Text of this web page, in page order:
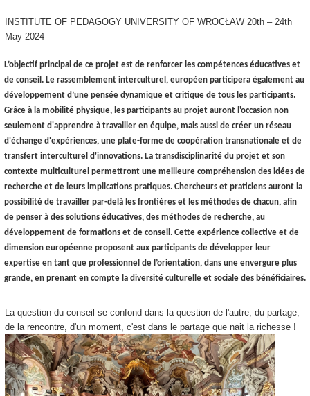
INSTITUTE OF PEDAGOGY UNIVERSITY OF WROCŁAW 20th – 24th
May 2024
L’objectif principal de ce projet est de renforcer les compétences éducatives et
de conseil. Le rassemblement interculturel, européen participera également au
développement d’une pensée dynamique et critique de tous les participants.
Grâce à la mobilité physique, les participants au projet auront l'occasion non
seulement d'apprendre à travailler en équipe, mais aussi de créer un réseau
d'échange d'expériences, une plate-forme de coopération transnationale et de
transfert interculturel d'innovations. La transdisciplinarité du projet et son
contexte multiculturel permettront une meilleure compréhension des idées de
recherche et de leurs implications pratiques. Chercheurs et praticiens auront la
possibilité de travailler par-delà les frontières et les méthodes de chacun, afin
de penser à des solutions éducatives, des méthodes de recherche, au
développement de formations et de conseil. Cette expérience collective et de
dimension européenne proposent aux participants de développer leur
expertise en tant que professionnel de l’orientation, dans une envergure plus
grande, en prenant en compte la diversité culturelle et sociale des bénéficiaires.
La question du conseil se confond dans la question de l'autre, du partage,
de la rencontre, d'un moment, c'est dans le partage que nait la richesse !